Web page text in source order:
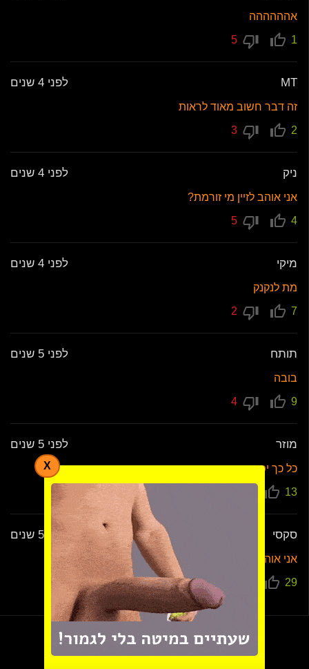
אהההההה
1
MT לפני 4 שנים
זה דבר חשוב מאוד לראות
2
ניק לפני 4 שנים
אני אוהב לזיין מי זורמת?
4
מיקי לפני 4 שנים
מת לנקנק
7
תותח לפני 5 שנים
בובה
9
מוזר לפני 5 שנים
כל כך יפה
13
סקסי לפני 5 שנים
אני אוהב סקס
29
X